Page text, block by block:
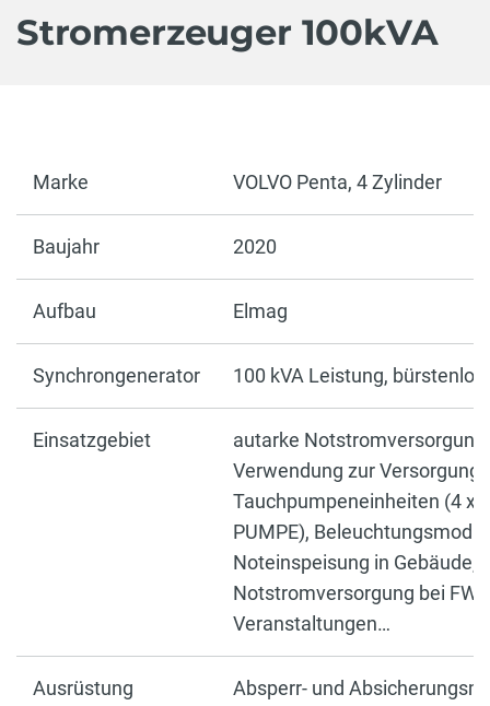
Stromerzeuger 100kVA
Marke VOLVO Penta, 4 Zylinder
Baujahr 2020
Aufbau Elmag
Synchrongenerator 100 kVA Leistung, bürstenlos
Einsatzgebiet
autarke Notstromversorgung,
Verwendung zur Versorgung
Tauchpumpeneinheiten (4 x
PUMPE),
Noteinspeisung in Gebäude,
Notstromversorgung bei FW
Veranstaltungen…
Ausrüstung
Absperr- und